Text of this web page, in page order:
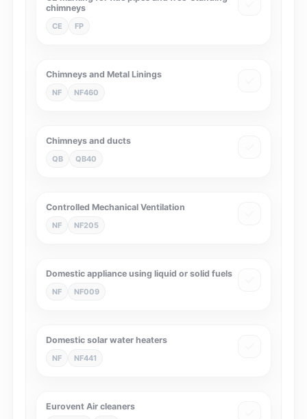
chimneys
CE FP
Chimneys and Metal Linings
NF NF460
Chimneys and ducts
QB QB40
Controlled Mechanical Ventilation
NF NF205
Domestic appliance using liquid or solid fuels
NF NF009
Domestic solar water heaters
NF NF441
Eurovent Air cleaners